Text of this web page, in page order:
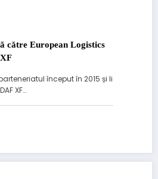
către European Logistics
început în 2015 și li
XF…